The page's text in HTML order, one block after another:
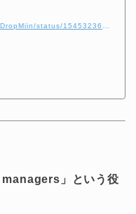
」という役